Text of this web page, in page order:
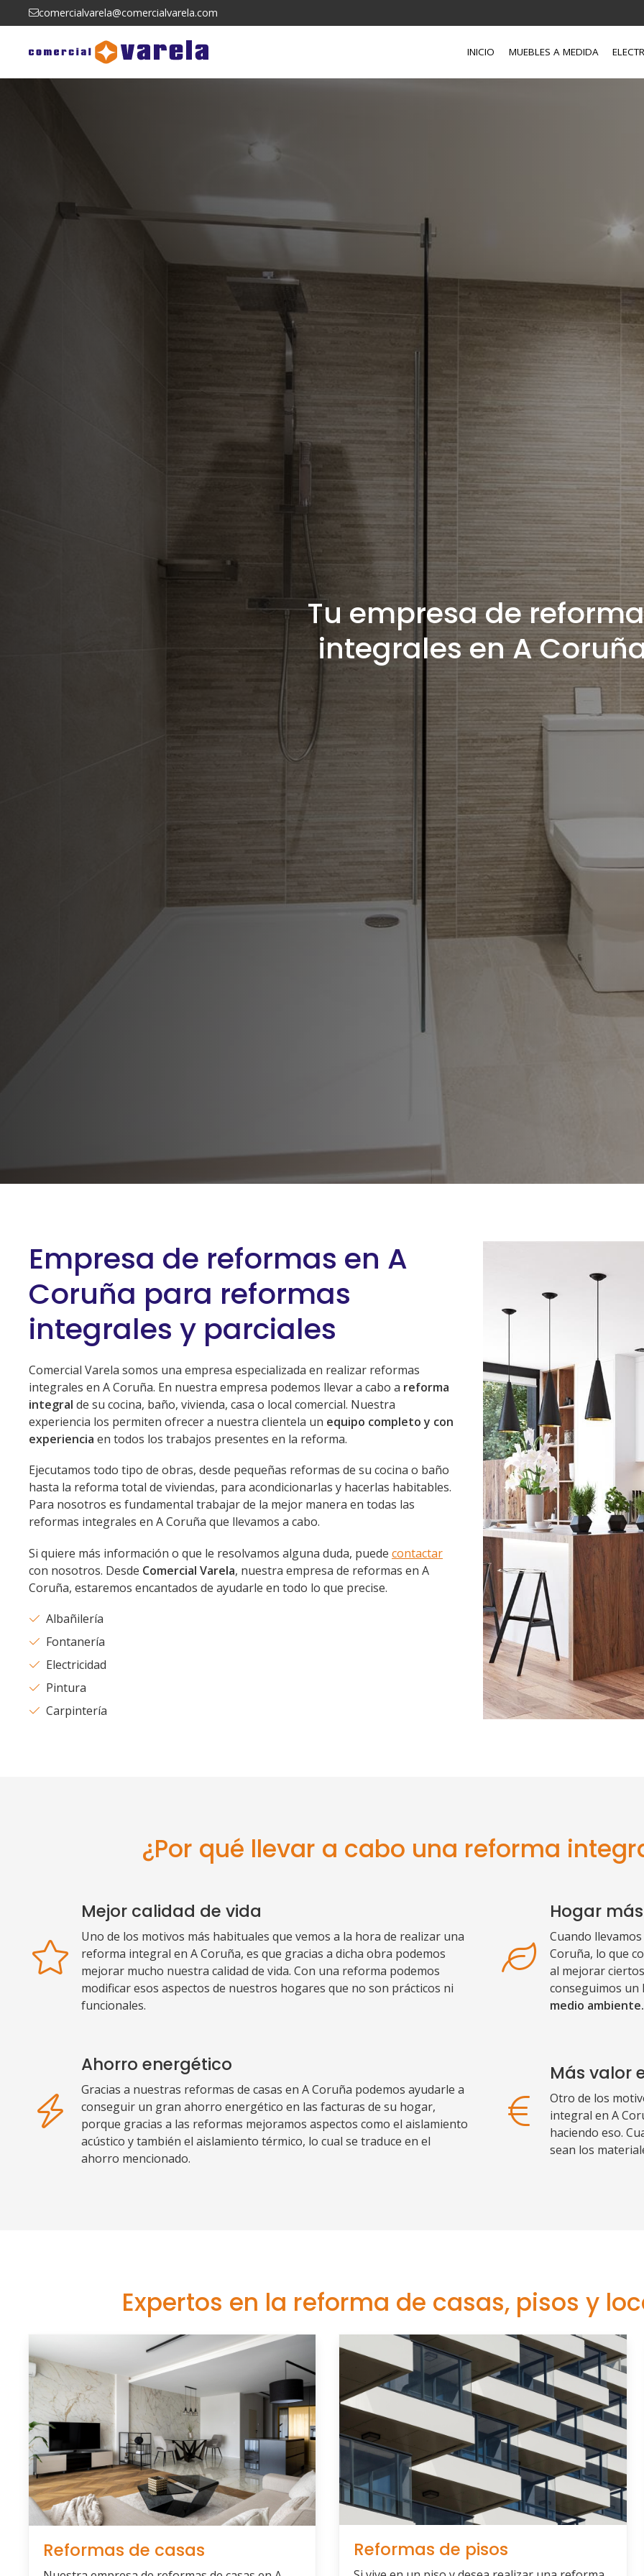
comercialvarela@comercialvarela.com
INICIO MUEBLES A MEDIDA
Tu empresa de
integrales en A
Empresa de reformas en A
Coruña para reformas
integrales y parciales
Comercial Varela somos una empresa especializada en realizar reformas
integrales en A Coruña. En nuestra empresa podemos llevar a cabo a reforma
integral de su cocina, baño, vivienda, casa o local comercial. Nuestra
experiencia los permiten ofrecer a nuestra clientela un equipo completo y con
experiencia en todos los trabajos presentes en la reforma.
Ejecutamos todo tipo de obras, desde pequeñas reformas de su cocina o baño
hasta la reforma total de viviendas, para acondicionarlas y hacerlas habitables.
Para nosotros es fundamental trabajar de la mejor manera en todas las
reformas integrales en A Coruña que llevamos a cabo.
Si quiere más información o que le resolvamos alguna duda, puede contactar
con nosotros. Desde Comercial Varela, nuestra empresa de reformas en A
Coruña, estaremos encantados de ayudarle en todo lo que precise.
Albañilería
Fontanería
Electricidad
Pintura
Carpintería
¿Por qué llevar a cabo una reforma
Mejor calidad de vida
Uno de los motivos más habituales que vemos a la hora de realizar una
reforma integral en A Coruña, es que gracias a dicha obra podemos
mejorar mucho nuestra calidad de vida. Con una reforma podemos
modificar esos aspectos de nuestros hogares que no son prácticos ni
funcionales.
Hogar
Cuando
Coruña, lo que
al mejorar
conseguimos
medio ambiente.
Ahorro energético
Gracias a nuestras reformas de casas en A Coruña podemos ayudarle a
conseguir un gran ahorro energético en las facturas de su hogar,
porque gracias a las reformas mejoramos aspectos como el aislamiento
acústico y también el aislamiento térmico, lo cual se traduce en el
ahorro mencionado.
Más valor
Otro de los
integral en A
haciendo eso.
sean los
Expertos en la reforma de casas, pisos y
Reformas de casas Reformas de pisos